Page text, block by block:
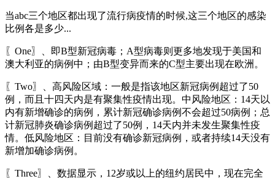
当abc三个地区都出现了流行病疫情的时候,这三个地区的感染
比例各是多少...
〖One〗、即B型新冠病毒；A型病毒则更多地发现于美国和
澳大利亚的病例中；由B型变异而来的C型主要出现在欧洲。
〖Two〗、高风险区域：一般是指该地区新冠病例超过了50
例，而且十四天内是有聚集性疫情出现。中风险地区：14天以
内有新增确诊的病例，累计新冠确诊病例不会超过50病例；总
计新冠肺炎确诊病例超过了50例，14天内并未发生聚集性疫
情。低风险地区：目前没有确诊新冠病例，或者持续14天没有
新增加确诊病例。
〖Three〗、数据显示，12岁或以上的纽约居民中，现在完全